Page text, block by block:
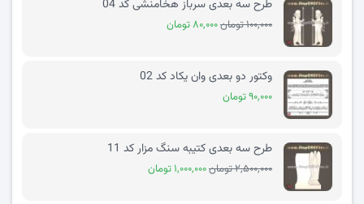
طرح سه بعدی سرباز هخامنشی کد 04
۱۰۰,۰۰۰ تومان ۸۰,۰۰۰ تومان
وکتور دو بعدی وان یکاد کد 02
۹۰,۰۰۰ تومان
طرح سه بعدی کتیبه سنگ مزار کد 11
۲,۵۰۰,۰۰۰ تومان ۱,۰۰۰,۰۰۰ تومان